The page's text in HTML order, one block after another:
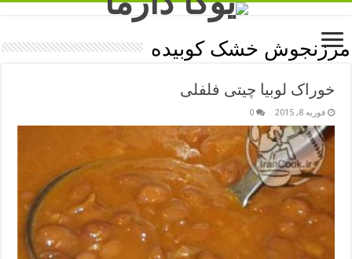
مرزنجوش خشک کوبیده
خوراک لوبیا چیتی فلفلی
فوریه 8, 2015 0